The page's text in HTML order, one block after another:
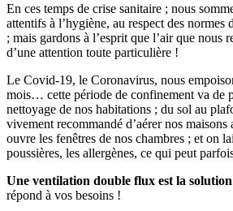
En ces temps de crise sanitaire ; nous
attentifs à l’hygiène, au respect des normes
; mais gardons à l’esprit que l’air que nous
d’une attention toute particulière !
Le Covid-19, le Coronavirus, nous
mois… cette période de confinement va de
nettoyage de nos habitations ; du sol au
vivement recommandé d’aérer nos
ouvre les fenêtres de nos chambres ; et on
poussières, les allergènes, ce qui peut
Une ventilation double flux est la solution
répond à vos besoins !